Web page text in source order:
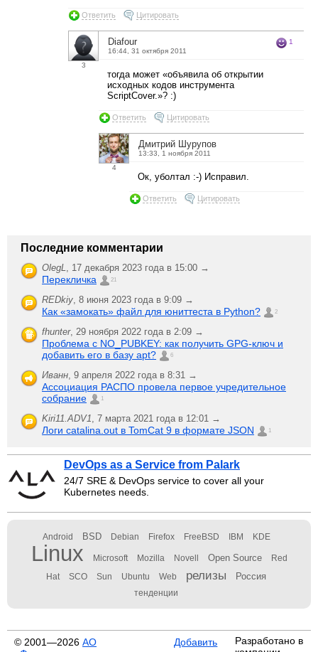
Ответить Цитировать
3
Diafour
16:44, 31 октября 2011
1
тогда может «объявила об открытии
исходных кодов инструмента
ScriptCover.»? :)
Ответить Цитировать
4
Дмитрий Шурупов
13:33, 1 ноября 2011
Ок, уболтал :-) Исправил.
Ответить Цитировать
Последние комментарии
OlegL 17 декабря 2023 года в 15:00 →
Перекличка 21
REDkiy 8 июня 2023 года в 9:09 →
Как «замокать» файл для юниттеста в Python? 2
fhunter, 29 ноября 2022 года в 2:09 →
Проблема с NO_PUBKEY: как получить GPG-ключ и
добавить его в базу apt?
6
Иванн 9 апреля 2022 года в 8:31 →
Ассоциация РАСПО провела первое учредительное
собрание
1
Kiri11.ADV1 7 марта 2021 года в 12:01 →
Логи catalina.out в TomCat 9 в формате JSON 1
DevOps as a Service from Palark
24/7 SRE & DevOps service to cover all your
Kubernetes needs.
Android BSD Debian Firefox FreeBSD IBM KDE
Linux Microsoft Mozilla Novell Open Source Red
Hat SCO Sun Ubuntu Web релизы Россия
тенденции
© 2001—2026 АО
Добавить
Разработано в